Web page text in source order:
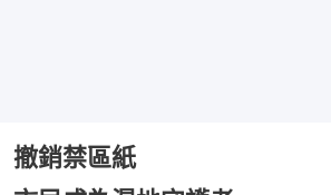
撤銷禁區紙